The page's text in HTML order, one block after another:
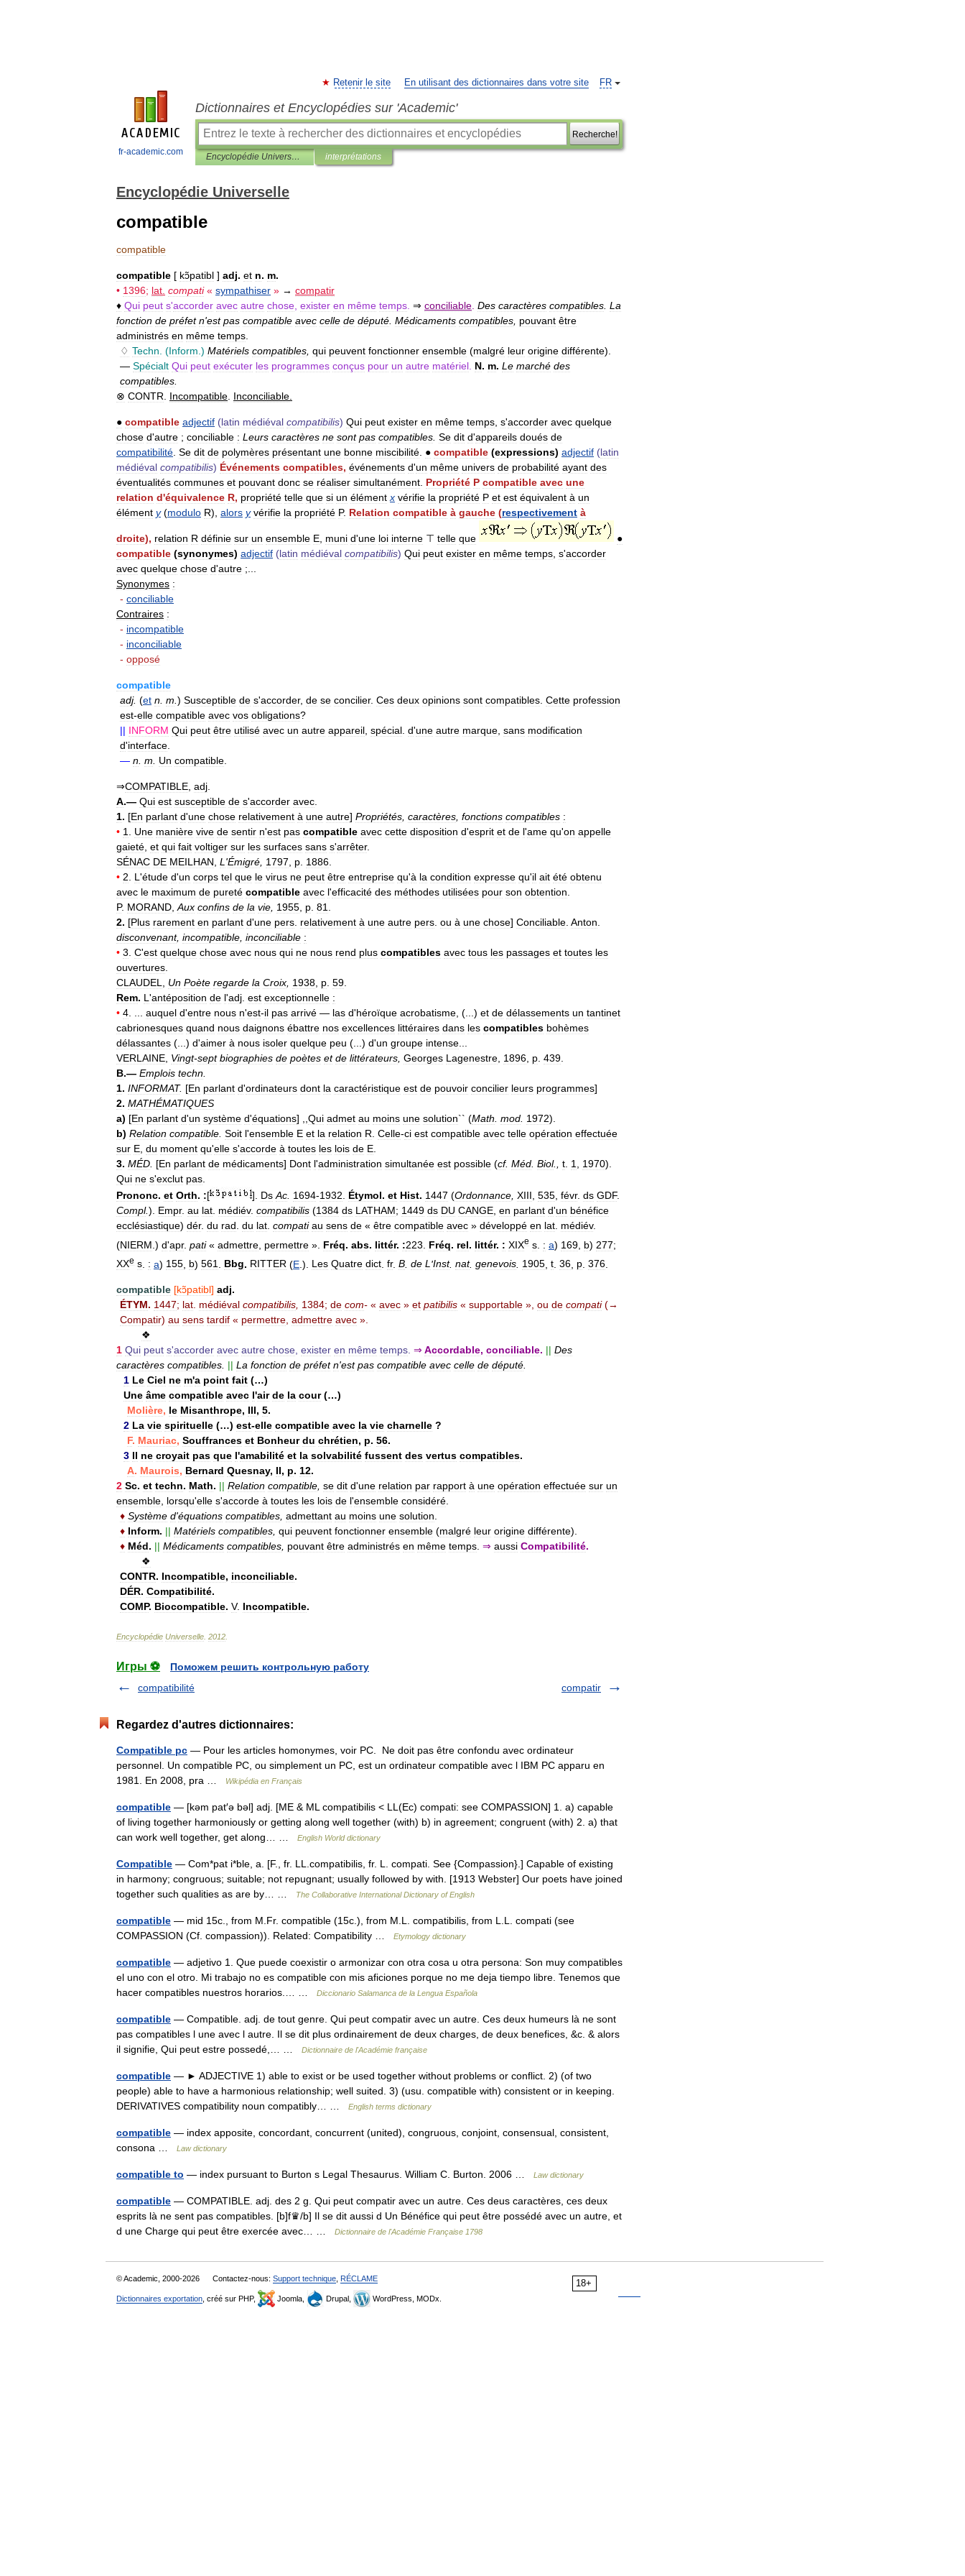
fr-academic.com
FR
Retenir le site En utilisant des dictionnaires dans votre site
Dictionnaires et Encyclopédies sur 'Academic'
Recherche!
Encyclopédie Universelle interprétations
Encyclopédie Universelle
compatible
compatible
compatible [ kɔ̃patibl ] adj. et n. m.
• 1396; lat compati« sympathiser » → compatir
♦ Qui peut s'accorder avec autre chose exister en même temps ⇒ conciliable Des caractères compatibles La
fonction de préfet n'est pas compatible avec celle de député Médicaments compatibles pouvant être
administrés en même temps
♢ Techn . (Inform .) Matériels compatibles qui peuvent fonctionner ensemble (malgré leur origine différente).
— Spécialt Qui peut exécuter les programmes conçus pour un autre matériel N. m. Le marché des
compatibles
⊗ CONTR Incompatible Inconciliable
● compatible adjectif (latin médiéval compatibilis) Qui peut exister en même temps s'accorder avec quelque
chose d'autre ; conciliable : Leurs caractères ne sont pas compatibles Se dit d'appareils doués de
compatibilité Se dit de polymères présentant une bonne miscibilité ● compatible (expressions) adjectif (latin
médiéval compatibilis) Événements compatibles, événements d'un même univers de probabilité ayant des
éventualités communes et pouvant donc se réaliser simultanément Propriété P compatible avec une
relation d'équivalence R, propriété telle que si un élément x vérifie la propriété P et est équivalent à un
élément y(modulo R), alors y vérifie la propriété P. Relation compatible à gauche (respectivement à
droite), relation R définie sur un ensemble E muni d'une loi interne ⊤ telle que
●
compatible (synonymes) adjectif (latin médiéval compatibilis) Qui peut exister en même temps s'accorder
avec quelque chose d'autre ;...
Synonymes :
- conciliable
Contraires :
- incompatible
- inconciliable
- opposé
compatible
adj. (et n m ) Susceptible de s'accorder, de se concilier. Ces deux opinions sont compatibles Cette profession
est-elle compatible avec vos obligations?
|| INFORM Qui peut être utilisé avec un autre appareil spécial d'une autre marque sans modification
d'interface
— n m Un compatible
⇒COMPATIBLE adj
A.— Qui est susceptible de s'accorder avec
1. [En parlant d'une chose relativement à une autre] Propriétés caractères fonctions compatibles :
• 1 Une manière vive de sentir n'est pas compatible avec cette disposition d'esprit et de l'ame qu'on appelle
gaieté et qui fait voltiger sur les surfaces sans s'arrêter.
SÉNAC DE MEILHAN L 'Émigré 1797 p 1886
• 2 L 'étude d'un corps tel que le virus ne peut être entreprise qu'à la condition expresse qu'il ait été obtenu
avec le maximum de pureté compatible avec l'efficacité des méthodes utilisées pour son obtention
P. MORAND Aux confins de la vie 1955 p 81
2. [Plus rarement en parlant d'une pers relativement à une autre pers ou à une chose] Conciliable Anton
disconvenant, incompatible inconciliable :
• 3 C'est quelque chose avec nous qui ne nous rend plus compatibles avec tous les passages et toutes les
ouvertures
CLAUDEL
Un Poète regarde la Croix 1938 p 59
Rem. L 'antéposition de l'adj est exceptionnelle :
• 4 auquel d'entre nous n'est-il pas arrivé — las d'héroïque acrobatisme , (...) et de délassements un tantinet
cabrionesques quand nous daignons ébattre nos excellences littéraires dans les compatibles bohèmes
délassantes (...) d'aimer à nous isoler quelque peu (...) d'un groupe intense
VERLAINE Vingt-sept biographies de poètes et de littérateurs Georges Lagenestre 1896 p 439
B.— Emplois techn
1. INFORMAT. [En parlant d'ordinateurs dont la caractéristique est de pouvoir concilier leurs programmes]
2. MATHÉMATIQUES
a) [En parlant d'un système d'équations] ,, Qui admet au moins une solution`` (Math mod 1972).
b) Relation compatible Soit l'ensemble E et la relation R Celle-ci est compatible avec telle opération effectuée
sur E du moment qu'elle s'accorde à toutes les lois de E
3. MÉD [En parlant de médicaments] Dont l'administration simultanée est possible (cf. Méd Biol., t 1 1970).
Qui ne s'exclut pas
Prononc. et Orth. :[ ]. Ds Ac 1694-1932 Étymol. et Hist. 1447 (Ordonnance XIII 535 févr. ds GDF.
Compl.). Empr. au lat médiév. compatibilis (1384 ds LATHAM; 1449 ds DU CANGE en parlant d'un bénéfice
ecclésiastique) dér. du rad du lat compati au sens de « être compatible avec » développé en lat médiév.
(NIERM .) d'apr. pati« admettre permettre ». Fréq. abs. littér. :223 Fréq. rel. littér. : XIXe s : a) 169 b) 277;
XXe s : a) 155 b) 561 Bbg. RITTER (E .). Les Quatre dict fr. B de L'Inst. nat. genevois 1905 t 36 p 376
compatible [kɔ̃patibl] adj.
ÉTYM. 1447; lat. médiéval compatibilis, 1384; de com- « avec » et patibilis « supportable », ou de compati(→
Compatir) au sens tardif « permettre, admettre avec ».
❖
1 Qui peut s'accorder avec autre chose, exister en même temps. ⇒ Accordable, conciliable. || Des
caractères compatibles. || La fonction de préfet n'est pas compatible avec celle de député.
1 Le Ciel ne m'a point fait (…)
Une âme compatible avec l'air de la cour(…)
Molière, le Misanthrope, III, 5.
2 La vie spirituelle (…) est-elle compatible avec la vie charnelle ?
F. Mauriac, Souffrances et Bonheur du chrétien, p. 56.
3 Il ne croyait pas que l'amabilité et la solvabilité fussent des vertus compatibles.
A. Maurois, Bernard Quesnay, II, p. 12.
2 Sc. et techn. Math. || Relation compatible, se dit d'une relation par rapport à une opération effectuée sur un
ensemble, lorsqu'elle s'accorde à toutes les lois de l'ensemble considéré.
♦ Système d'équations compatibles, admettant au moins une solution.
♦ Inform. || Matériels compatibles, qui peuvent fonctionner ensemble (malgré leur origine différente).
♦ Méd. || Médicaments compatibles, pouvant être administrés en même temps. ⇒ aussi Compatibilité.
❖
CONTR. Incompatible, inconciliable.
DÉR. Compatibilité.
COMP. Biocompatible. V. Incompatible.
Encyclopédie Universelle 2012
Игры ⚽
Поможем решить контрольную работу
compatibilité
compatir
Regardez d'autres dictionnaires:
Compatible pc — Pour les articles homonymes, voir PC. Ne doit pas être confondu avec ordinateur
personnel. Un compatible PC, ou simplement un PC, est un ordinateur compatible avec l IBM PC apparu en
1981. En 2008, pra …
Wikipédia en Français
compatible — [kəm pat′ə bəl] adj. [ME & ML compatibilis < LL(Ec) compati: see COMPASSION] 1. a) capable
of living together harmoniously or getting along well together (with) b) in agreement; congruent (with) 2. a) that
can work well together, get along… …
English World dictionary
Compatible — Com*pat i*ble, a. [F., fr. LL.compatibilis, fr. L. compati. See {Compassion}.] Capable of existing
in harmony; congruous; suitable; not repugnant; usually followed by with. [1913 Webster] Our poets have joined
together such qualities as are by… …
The Collaborative International Dictionary of English
compatible — mid 15c., from M.Fr. compatible (15c.), from M.L. compatibilis, from L.L. compati (see
COMPASSION (Cf. compassion)). Related: Compatibility …
Etymology dictionary
compatible — adjetivo 1. Que puede coexistir o armonizar con otra cosa u otra persona: Son muy compatibles
el uno con el otro. Mi trabajo no es compatible con mis aficiones porque no me deja tiempo libre. Tenemos que
hacer compatibles nuestros horarios.… …
Diccionario Salamanca de la Lengua Española
compatible — Compatible. adj. de tout genre. Qui peut compatir avec un autre. Ces deux humeurs là ne sont
pas compatibles l une avec l autre. Il se dit plus ordinairement de deux charges, de deux benefices, &c. & alors
il signifie, Qui peut estre possedé,… …
Dictionnaire de l'Académie française
compatible — ► ADJECTIVE 1) able to exist or be used together without problems or conflict. 2) (of two
people) able to have a harmonious relationship; well suited. 3) (usu. compatible with) consistent or in keeping.
DERIVATIVES compatibility noun compatibly… …
English terms dictionary
compatible — index apposite, concordant, concurrent (united), congruous, conjoint, consensual, consistent,
consona …
Law dictionary
compatible to — index pursuant to Burton s Legal Thesaurus. William C. Burton. 2006 … Law dictionary
compatible — COMPATIBLE. adj. des 2 g. Qui peut compatir avec un autre. Ces deus caractères, ces deux
esprits là ne sent pas compatibles. [b]f♛/b] Il se dit aussi d Un Bénéfice qui peut être possédé avec un autre, et
d une Charge qui peut être exercée avec… …
Dictionnaire de l'Académie Française 1798
18+
© Academic, 2000-2026 Contactez-nous: Support technique RÉCLAME
Dictionnaires exportation , créé sur PHP, Joomla, Drupal, WordPress, MODx.